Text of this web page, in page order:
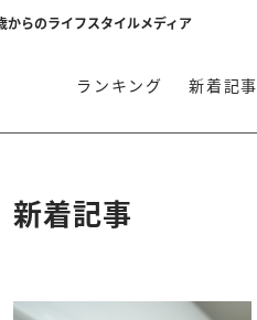
からのライフスタイルメディア
ランキング 新着記事
新着記事